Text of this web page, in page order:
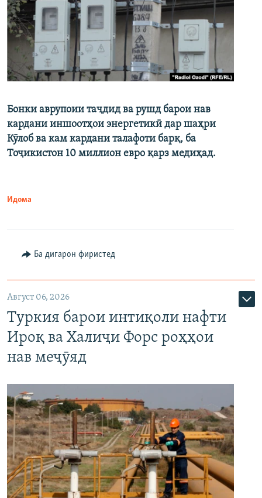
Бонки аврупоии таҷдид ва рушд барои нав
кардани иншоотҳои энергетикӣ дар шаҳри
Кӯлоб ва кам кардани талафоти барқ, ба
Тоҷикистон 10 миллион евро қарз медиҳад.
Идома
Ба дигарон фиристед
Август 06, 2026
Туркия барои интиқоли нафти
Ироқ ва Халиҷи Форс роҳҳои
нав меҷӯяд